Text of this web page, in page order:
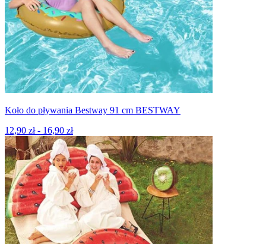
Koło do pływania Bestway 91 cm BESTWAY
12,90 zł - 16,90 zł